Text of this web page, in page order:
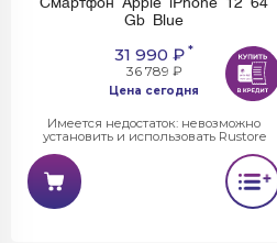
Смартфон Apple iPhone 12 64
Gb Blue
31 990 ₽ *
36 789 ₽
Цена сегодня
Имеется недостаток: невозможно
установить и использовать Rustore